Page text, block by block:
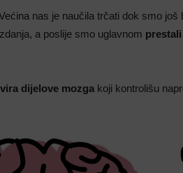
nas je naučila trčati dok smo još
a poslije smo uglavnom
dijelove mozga koji kontrolišu